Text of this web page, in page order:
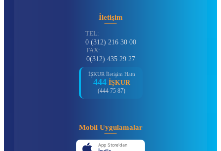
İletişim
TEL:
0 (312) 216 30 00
FAX:
0(312) 435 29 27
İŞKUR İletişim Hattı
444 İŞKUR
(444 75 87)
Mobil Uygulamalar
App Store'dan